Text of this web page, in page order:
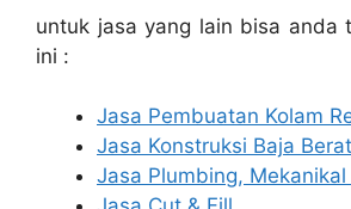
untuk jasa yang lain bisa anda
ini :
Jasa Pembuatan Kolam
Jasa Konstruksi Baja Berat
Jasa Plumbing, Mekanikal